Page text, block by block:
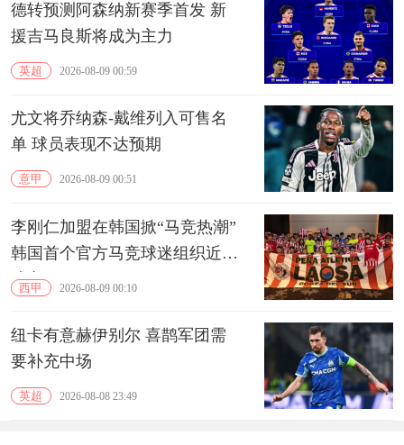
德转预测阿森纳新赛季首发 新
援吉马良斯将成为主力
英超 2026-08-09 00:59
尤文将乔纳森-戴维列入可售名
单 球员表现不达预期
意甲 2026-08-09 00:51
李刚仁加盟在韩国掀“马竞热潮”
韩国首个官方马竞球迷组织近期
成立
西甲 2026-08-09 00:10
纽卡有意赫伊别尔 喜鹊军团需
要补充中场
英超 2026-08-08 23:49